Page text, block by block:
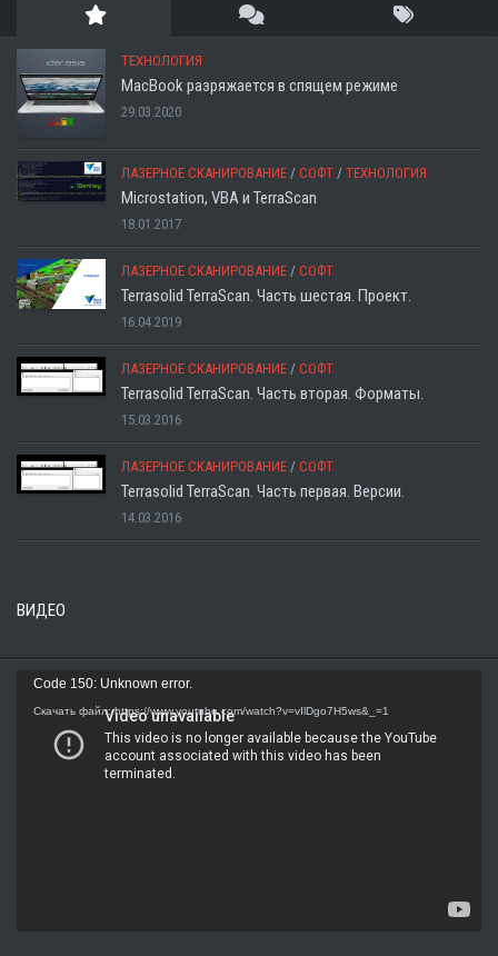
ТЕХНОЛОГИЯ
MacBook разряжается в спящем режиме
29.03.2020
ЛАЗЕРНОЕ СКАНИРОВАНИЕ / СОФТ / ТЕХНОЛОГИЯ
Microstation, VBA и TerraScan
18.01.2017
ЛАЗЕРНОЕ СКАНИРОВАНИЕ / СОФТ
Terrasolid TerraScan. Часть шестая. Проект.
16.04.2019
ЛАЗЕРНОЕ СКАНИРОВАНИЕ / СОФТ
Terrasolid TerraScan. Часть вторая. Форматы.
15.03.2016
ЛАЗЕРНОЕ СКАНИРОВАНИЕ / СОФТ
Terrasolid TerraScan. Часть первая. Версии.
14.03.2016
ВИДЕО
Видеоплеер
Code 150: Unknown error.
Скачать файл: https://www.youtube.com/watch?v=vIlDgo7H5ws&_=1